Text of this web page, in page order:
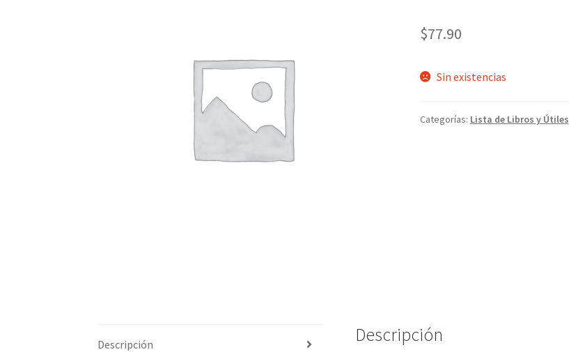
$77.90
Sin existencias
Categorías: Lista de Libros y Útiles
Descripción Descripción